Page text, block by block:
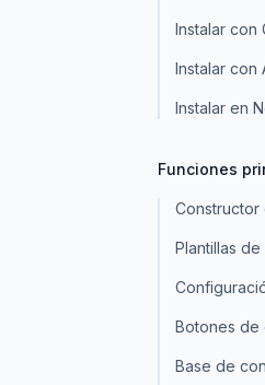
Instalar con
Instalar con
Instalar en
Funciones
Plantillas
Botones de
Base de